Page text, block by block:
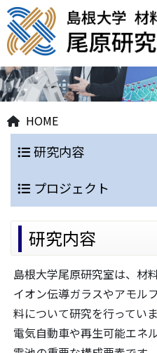
HOME
研究内容
プロジェクト
研究内容
島根大学尾原研究室は、材
イオン伝導ガラスやアモル
料について研究を行ってい
電気自動車や再生可能エネ